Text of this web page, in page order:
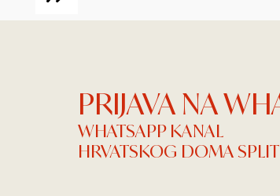
PRIJAVA NA
WHATSAPP KANAL
HRVATSKOG DOMA SPLIT